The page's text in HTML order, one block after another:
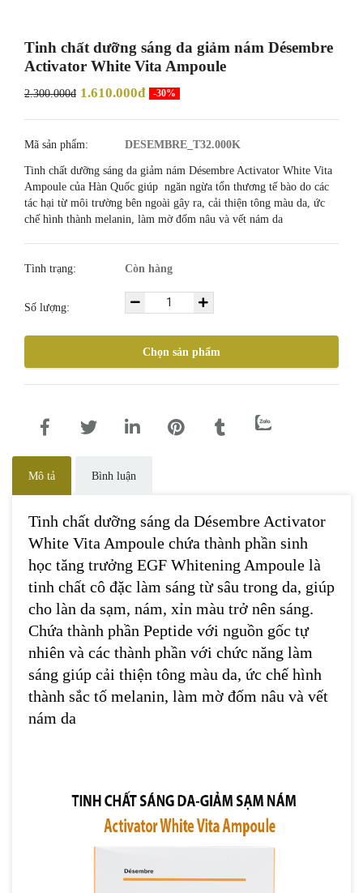
Tinh chất dưỡng sáng da giảm nám Désembre
Activator White Vita Ampoule
2.300.000đ 1.610.000đ -30%
Mã sản phẩm:
DESEMBRE_T32.000K
Tinh chất dưỡng sáng da giảm nám Désembre Activator White Vita
Ampoule của Hàn Quốc giúp ngăn ngừa tổn thương tế bào do các
tác hại từ môi trường bên ngoài gây ra, cải thiện tông màu da, ức
chế hình thành melanin, làm mờ đốm nâu và vết nám da
Tình trạng: Còn hàng
Số lượng:
Chọn sản phẩm
Mô tả Bình luận
Tinh chất dưỡng sáng da Désembre Activator
White Vita Ampoule chứa thành phần sinh
học tăng trưởng EGF Whitening Ampoule là
tinh chất cô đặc làm sáng từ sâu trong da, giúp
cho làn da sạm, nám, xỉn màu trở nên sáng.
Chứa thành phần Peptide với nguồn gốc tự
nhiên và các thành phần với chức năng làm
sáng giúp cải thiện tông màu da, ức chế hình
thành sắc tố melanin, làm mờ đốm nâu và vết
nám da